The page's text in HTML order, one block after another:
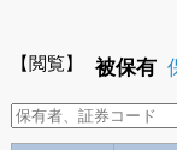
【閲覧】 被保有